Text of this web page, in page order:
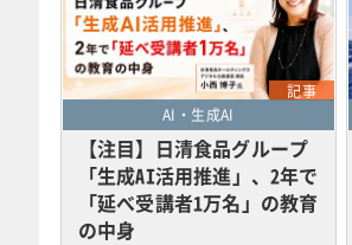
記事
AI・生成AI
【注目】日清食品グループ
「生成AI活用推進」、2年で
「延べ受講者1万名」の教育
の中身